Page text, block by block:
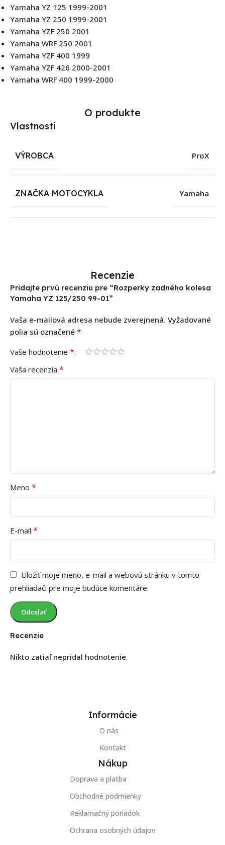
Yamaha YZ 125 1999-2001
Yamaha YZ 250 1999-2001
Yamaha YZF 250 2001
Yamaha WRF 250 2001
Yamaha YZF 400 1999
Yamaha YZF 426 2000-2001
Yamaha WRF 400 1999-2000
O produkte
Vlastnosti
VÝROBCA ProX
ZNAČKA MOTOCYKLA Yamaha
Recenzie
Recenzie
Nikto zatiaľ nepridal hodnotenie.
Pridajte prvú recenziu pre “Rozperky zadného kolesa
Yamaha YZ 125/250 99-01”
Vaša e-mailová adresa nebude zverejnená. Vyžadované
polia sú označené *
Vaše hodnotenie *
Vaša recenzia *
Meno *
E-mail *
Uložiť moje meno, e-mail a webovú stránku v tomto
prehliadači pre moje budúce komentáre.
Informácie
O nás
Kontakt
Nákup
Doprava a platba
Obchodné podmienky
Reklamačný poriadok
Ochrana osobných údajov